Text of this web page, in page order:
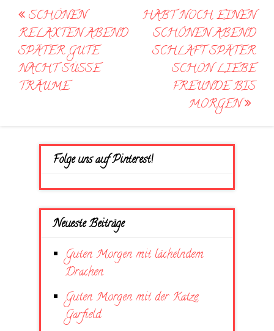
Post
navigation
SCHÖNEN
RELAXTEN ABEND
SPÄTER GUTE
NACHT SÜSSE
TRÄUME
HABT NOCH EINEN
SCHÖNEN ABEND
SCHLAFT SPÄTER
SCHÖN LIEBE
FREUNDE BIS
MORGEN
Folge uns auf Pinterest!
Neueste Beiträge
Guten Morgen mit lächelndem
Drachen
Guten Morgen mit der Katze
Garfield